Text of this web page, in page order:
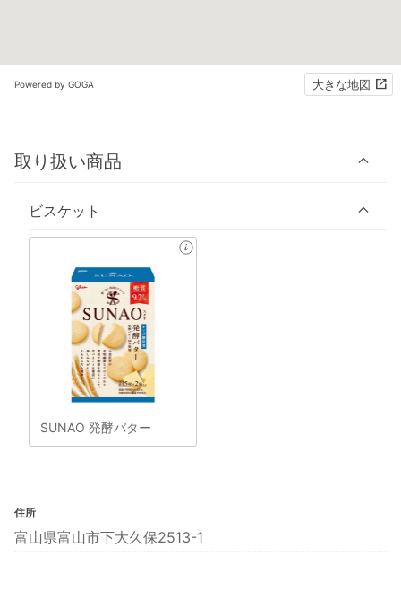
Powered by GOGA 大きな地図
取り扱い商品
ビスケット
SUNAO 発酵バター
住所
富山県富山市下大久保2513-1